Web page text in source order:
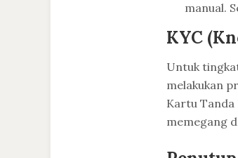
manual.
KYC
Untuk
melakukan
Kartu Tanda
memegang